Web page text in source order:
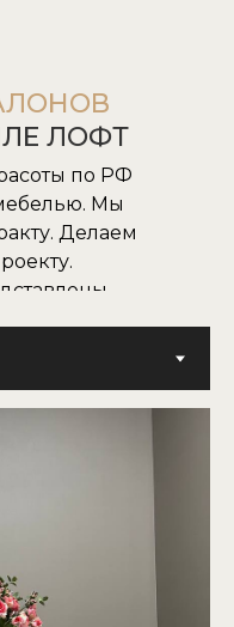
ЛОФТ
по РФ
Мы
Делаем